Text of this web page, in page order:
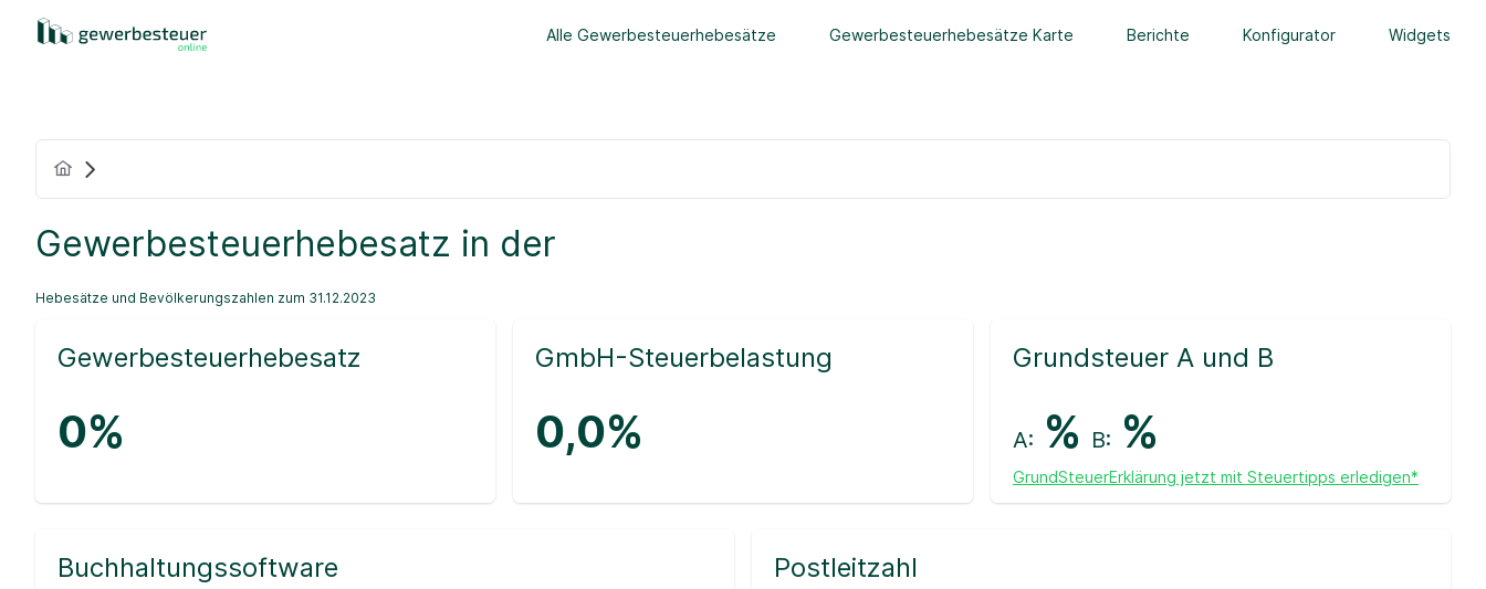
Alle Gewerbesteuerhebesätze Gewerbesteuerhebesätze Karte Berichte Konfigurator Widgets
Gewerbesteuerhebesatz in der
Hebesätze und Bevölkerungszahlen zum 31.12.2023
Gewerbesteuerhebesatz
0%
GmbH-Steuerbelastung
0,0%
Grundsteuer A und B
A: % B: %
GrundSteuerErklärung jetzt mit Steuertipps erledigen*
Buchhaltungssoftware
Postleitzahl